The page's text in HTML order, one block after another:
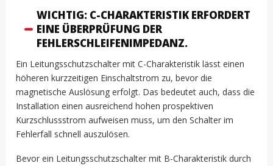
WICHTIG: C-CHARAKTERISTIK ERFORDERT
EINE ÜBERPRÜFUNG DER
FEHLERSCHLEIFENIMPEDANZ.
Ein Leitungsschutzschalter mit C-Charakteristik lässt einen
höheren kurzzeitigen Einschaltstrom zu, bevor die
magnetische Auslösung erfolgt. Das bedeutet auch, dass die
Installation einen ausreichend hohen prospektiven
Kurzschlussstrom aufweisen muss, um den Schalter im
Fehlerfall schnell auszulösen.
Bevor ein Leitungsschutzschalter mit B-Charakteristik durch